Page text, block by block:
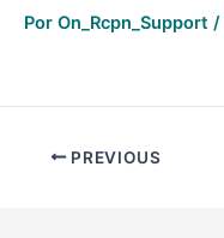
Por On_Rcpn_Support /
PREVIOUS